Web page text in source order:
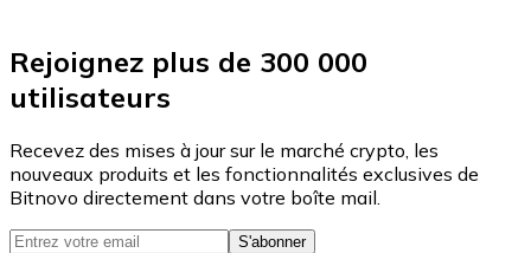
Rejoignez plus de 300 000
utilisateurs
Recevez des mises à jour sur le marché crypto, les
nouveaux produits et les fonctionnalités exclusives de
Bitnovo directement dans votre boîte mail.
S'abonner